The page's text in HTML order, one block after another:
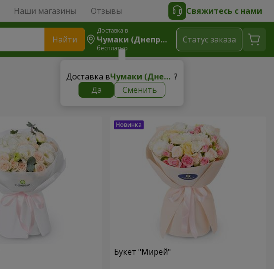
Наши магазины Отзывы Свяжитесь с нами
Найти
Доставка в
Чумаки (Днепровский Р-Н)
бесплатно
Доставка в Чумаки (Днепровский р-н) ?
Да
Сменить
Cтатус заказа
Букет "Мирей"